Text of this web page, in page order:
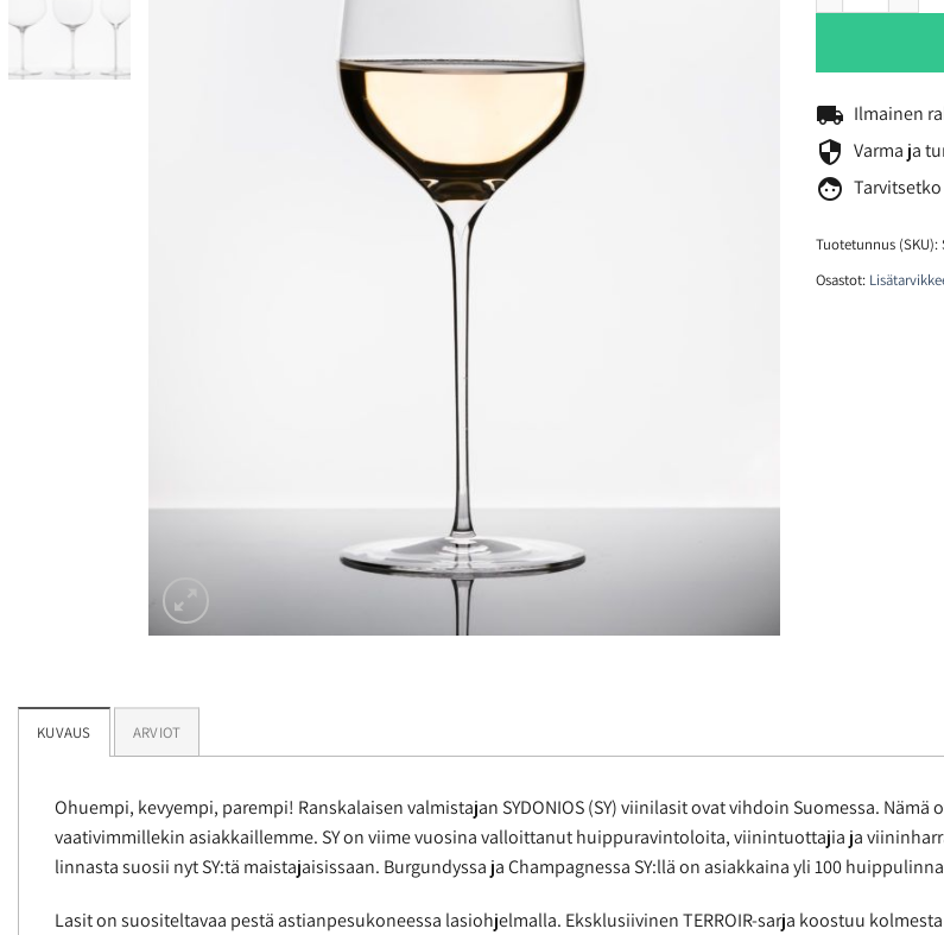
local_shipping Ilmainen
security Varma ja
face Tarvitsetko
Tuotetunnus (SKU):
Osastot:
KUVAUS ARVIOT
Ohuempi, kevyempi, parempi! Ranskalaisen valmistajan SYDONIOS (SY) viinilasit ovat vihdoin Suomessa.
vaativimmillekin asiakkaillemme. SY on viime vuosina valloittanut huippuravintoloita, viinintuottajia ja
linnasta suosii nyt SY:tä maistajaisissaan. Burgundyssa ja Champagnessa SY:llä on asiakkaina yli 100
Lasit on suositeltavaa pestä astianpesukoneessa lasiohjelmalla. Eksklusiivinen TERROIR-sarja koostuu